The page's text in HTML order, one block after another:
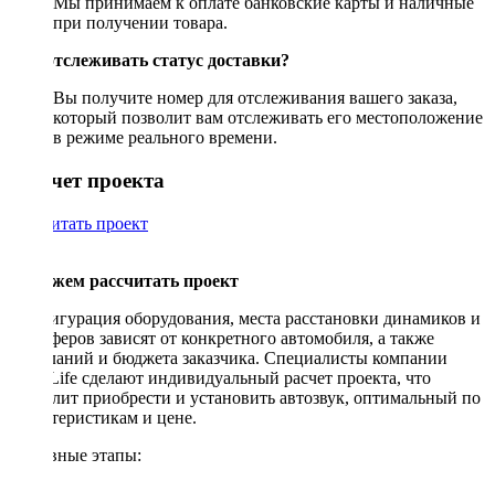
при получении товара.
Как отслеживать статус доставки?
Вы получите номер для отслеживания вашего заказа,
который позволит вам отслеживать его местоположение
в режиме реального времени.
Рассчет проекта
Рассчитать проект
Поможем рассчитать проект
Конфигурация оборудования, места расстановки динамиков и
сабвуферов зависят от конкретного автомобиля, а также
пожеланий и бюджета заказчика. Специалисты компании
DriveLife сделают индивидуальный расчет проекта, что
позволит приобрести и установить автозвук, оптимальный по
характеристикам и цене.
Основные этапы: